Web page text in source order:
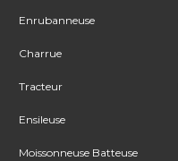
Enrubanneuse
Charrue
Tracteur
Ensileuse
Moissonneuse Batteuse